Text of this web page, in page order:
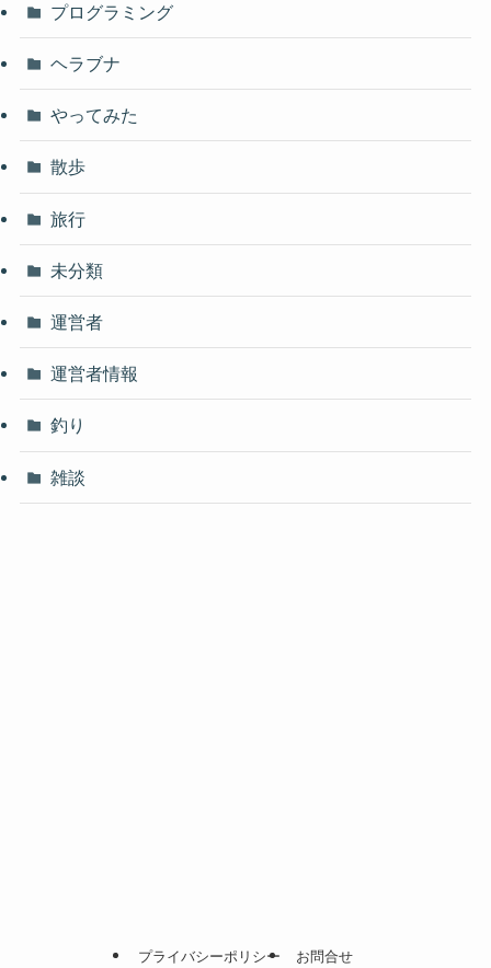
プログラミング
ヘラブナ
やってみた
散歩
旅行
未分類
運営者
運営者情報
釣り
雑談
プライバシーポリシー お問合せ